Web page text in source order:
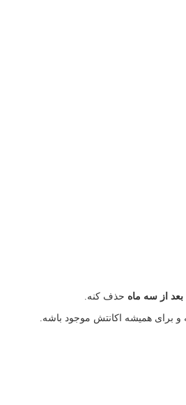
بعد از سه ماه حذف کنه.